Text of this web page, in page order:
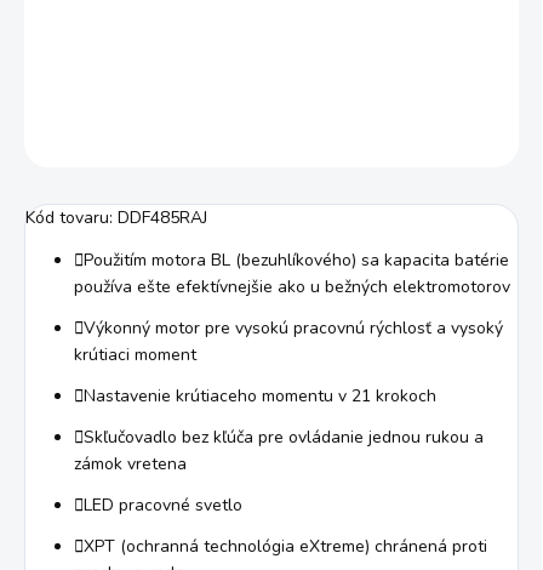
Kód tovaru: DDF485RAJ
Použitím motora BL (bezuhlíkového) sa kapacita batérie
používa ešte efektívnejšie ako u bežných elektromotorov
Výkonný motor pre vysokú pracovnú rýchlosť a vysoký
krútiaci moment
Nastavenie krútiaceho momentu v 21 krokoch
Skľučovadlo bez kľúča pre ovládanie jednou rukou a
zámok vretena
LED pracovné svetlo
XPT (ochranná technológia eXtreme) chránená proti